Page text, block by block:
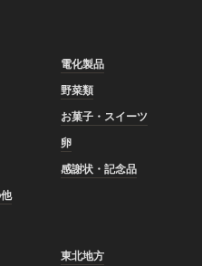
電化製品
野菜類
お菓子・スイーツ
卵
感謝状・記念品
東北地方